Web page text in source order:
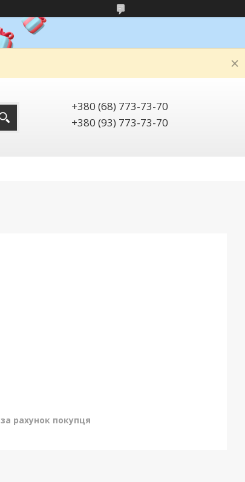
+380 (68) 773-73-70
+380 (93) 773-73-70
за рахунок покупця